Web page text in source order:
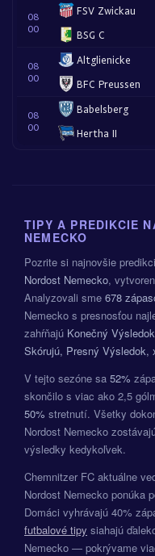
08
00
FSV Zwickau
BSG C
08
00
Altglienicke
BFC Preussen
08
00
Babelsberg
Hertha II
TIPY A PREDIKCIE
NEMECKO
Pozrite si najnovšie
Nordost Nemecko,
Analyzovali sme 678
Nemecko s presnosťou
zahŕňajú Konečný
Skórujú, Presný Výsledok,
V tejto sezóne sa 52%
skončilo s viac ako 2,5
50% stretnutí. Všetky
Nordost Nemecko
výsledky kedykoľvek.
Chemnitzer FC aktuálne
Nordost Nemecko ponúka
Domáci vyhrávajú 40%
futbalové tipy siahajú
Nemecko — pokrývame